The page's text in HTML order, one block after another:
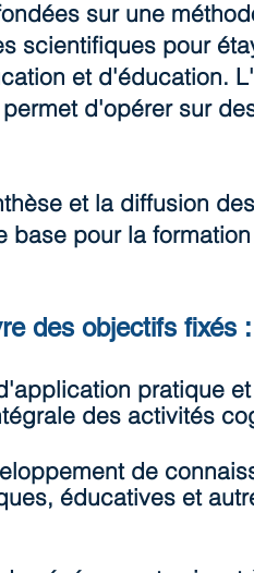
sur une
scientifiques pour
et d'éducation.
d'opérer sur
et la diffusion
base pour la
des objectifs fixés :
pratique
des activités
de
éducatives et